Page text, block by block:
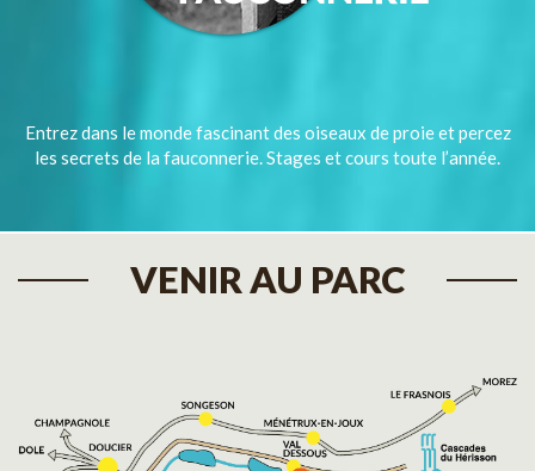
Entrez dans le monde fascinant des oiseaux de proie et percez
les secrets de la fauconnerie. Stages et cours toute l’année.
VENIR AU PARC